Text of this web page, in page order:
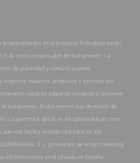
proporcionados en el presente formulario serán
S.A. como responsable del tratamiento. La
de publicidad y comunicaciones
empresa, nuestros productos y servicios por
explícito adquirido enviando el presente
el tratamiento. Podrá ejercer sus derechos de
y suprimir los datos en info@brasdelport.com.
que nos facilita estarán ubicados en los
S.L. (proveedor de email marketing
infraestructura está situada en España.